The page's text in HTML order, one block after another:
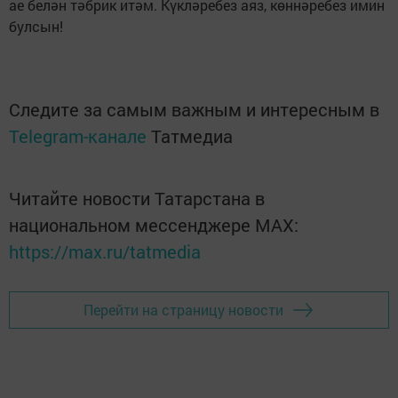
ае белән тәбрик итәм. Күкләребез аяз, көннәребез имин
булсын!
Следите за самым важным и интересным в
Telegram-канале Татмедиа
Читайте новости Татарстана в
национальном мессенджере MАХ:
https://max.ru/tatmedia
Перейти на страницу новости